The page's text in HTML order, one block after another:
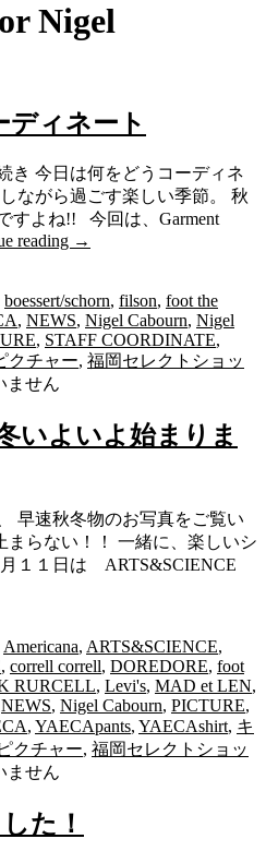
Nigel
ィネート
き 今日は何をどうコーディネ
ながら過ごす楽しい季節。 秋
すよね!! 今回は、Garment
reading →
boessert/schorn, filson, foot the
, NEWS, Nigel Cabourn, Nigel
, STAFF COORDINATE,
クチャー, 福岡セレクトショッ
ません
いよいよ始まりま
早速秋冬物のお写真をご覧い
らない！！ 一緒に、楽しいシ
１１日は ARTS&SCIENCE
Americana, ARTS&SCIENCE,
, correll correll, DOREDORE, foot
RURCELL, Levi's, MAD et LEN,
NEWS, Nigel Cabourn, PICTURE,
, YAECApants, YAECAshirt, キ
ピクチャー, 福岡セレクトショッ
ません
た！